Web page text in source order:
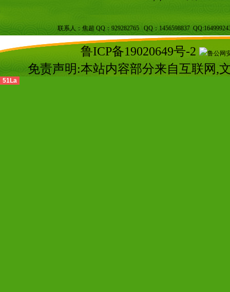
联系人：焦超 QQ：929282765 QQ：1456598837
鲁ICP备19020649号-2 鲁公网
免责声明:本站内容部分来自互联网,
51La